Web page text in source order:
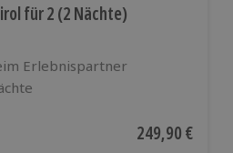
für 2 (2 Nächte)
Erlebnispartner
auf 6 BewertungenAktueller Preis
249,90 €